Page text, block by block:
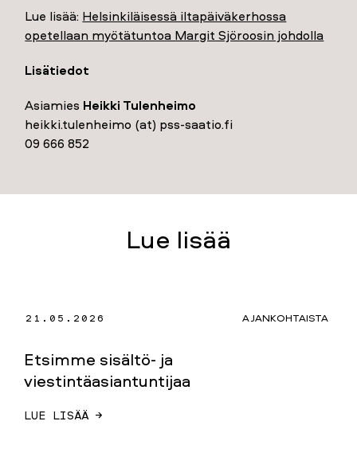
Lue lisää: Helsinkiläisessä iltapäiväkerhossa
opetellaan myötätuntoa Margit Sjöroosin johdolla
Lisätiedot
Asiamies Heikki Tulenheimo
heikki.tulenheimo (at) pss-saatio.fi
09 666 852
Lue lisää
21.05.2026 AJANKOHTAISTA
Etsimme sisältö- ja
viestintäasiantuntijaa
LUE LISÄÄ →